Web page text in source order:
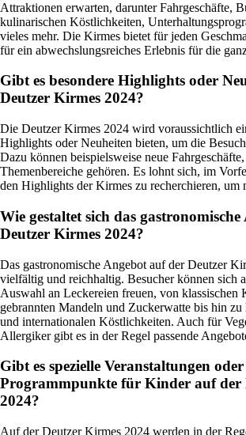
Attraktionen erwarten, darunter Fahrgeschäfte,
kulinarischen Köstlichkeiten,
vieles mehr. Die Kirmes bietet für jeden
für ein abwechslungsreiches Erlebnis für die
Gibt es besondere Highlights oder
Deutzer Kirmes 2024?
Die Deutzer Kirmes 2024 wird voraussichtlich
Highlights oder Neuheiten bieten, um die
Dazu können beispielsweise neue
Themenbereiche gehören. Es lohnt sich, im
den Highlights der Kirmes zu recherchieren, um
Wie gestaltet sich das
Deutzer Kirmes 2024?
Das gastronomische Angebot auf der Deutzer
vielfältig und reichhaltig. Besucher können sich
Auswahl an Leckereien freuen, von klassischen
gebrannten Mandeln und Zuckerwatte bis hin zu
und internationalen Köstlichkeiten. Auch für
Allergiker gibt es in der Regel passende
Gibt es spezielle Veranstaltungen oder
Programmpunkte für Kinder auf der
2024?
Auf der Deutzer Kirmes 2024 werden in der